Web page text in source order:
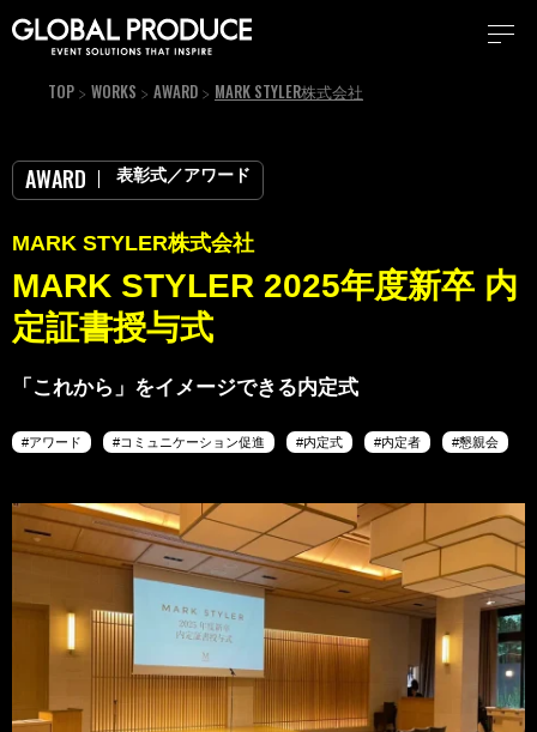
TOP WORKS AWARD MARK STYLER株式会社
AWARD 表彰式／アワード
MARK STYLER株式会社
MARK STYLER 2025年度新卒 内
定証書授与式
「これから」をイメージできる内定式
アワード コミュニケーション促進 内定式 内定者 懇親会